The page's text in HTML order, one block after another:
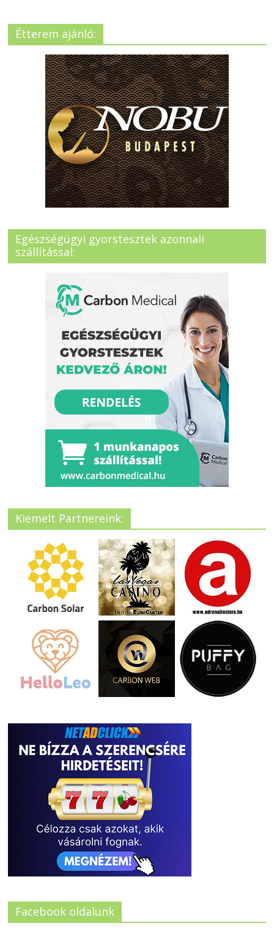
Étterem ajánló:
Egészségügyi gyorstesztek azonnali
szállítással:
Kiemelt Partnereink:
Facebook oldalunk